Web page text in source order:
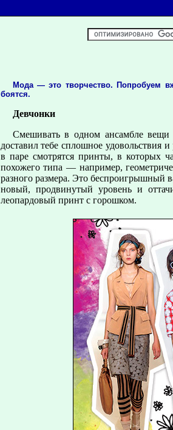
Мода — это творчество. Попробуем
боятся.
Девчонки
Смешивать в одном ансамбле вещи
доставил тебе сплошное удовольствия
в паре смотрятся принты, в которых
похожего типа — например,
разного размера. Это беспроигрышный
новый, продвинутый уровень и
леопардовый принт с горошком.